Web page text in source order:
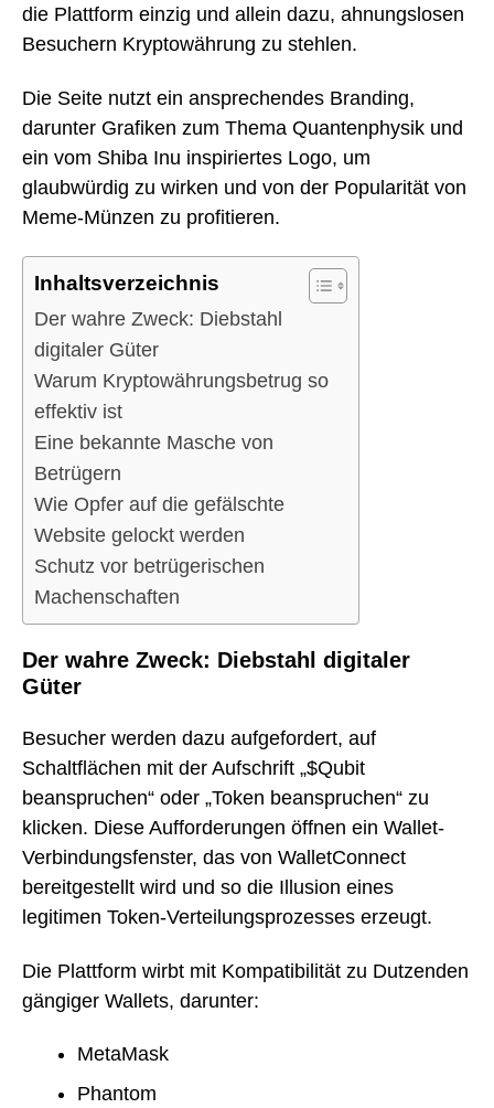
die Plattform einzig und allein dazu, ahnungslosen
Besuchern Kryptowährung zu stehlen.
Die Seite nutzt ein ansprechendes Branding,
darunter Grafiken zum Thema Quantenphysik und
ein vom Shiba Inu inspiriertes Logo, um
glaubwürdig zu wirken und von der Popularität von
Meme-Münzen zu profitieren.
Inhaltsverzeichnis
Der wahre Zweck: Diebstahl
digitaler Güter
Warum Kryptowährungsbetrug so
effektiv ist
Eine bekannte Masche von
Betrügern
Wie Opfer auf die gefälschte
Website gelockt werden
Schutz vor betrügerischen
Machenschaften
Der wahre Zweck: Diebstahl digitaler
Güter
Besucher werden dazu aufgefordert, auf
Schaltflächen mit der Aufschrift „$Qubit
beanspruchen“ oder „Token beanspruchen“ zu
klicken. Diese Aufforderungen öffnen ein Wallet-
Verbindungsfenster, das von WalletConnect
bereitgestellt wird und so die Illusion eines
legitimen Token-Verteilungsprozesses erzeugt.
Die Plattform wirbt mit Kompatibilität zu Dutzenden
gängiger Wallets, darunter:
MetaMask
Phantom